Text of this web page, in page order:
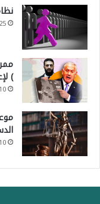
25 أغسطس، 2025
)
10 أغسطس، 2025
10 نوفمبر، 2025